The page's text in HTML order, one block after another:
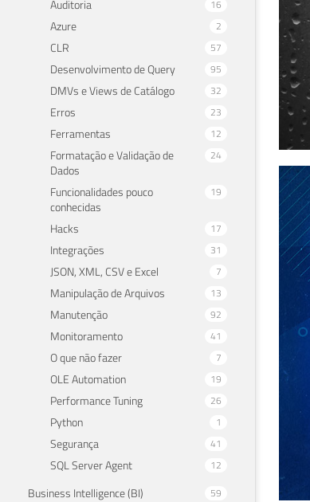
Auditoria 16
Azure 2
CLR 57
Desenvolvimento de Query 95
DMVs e Views de Catálogo 32
Erros 23
Ferramentas 12
Formatação e Validação de
Dados
24
Funcionalidades pouco
conhecidas
19
Hacks 17
Integrações 31
JSON, XML, CSV e Excel 7
Manipulação de Arquivos 13
Manutenção 92
Monitoramento 41
O que não fazer 7
OLE Automation 19
Performance Tuning 26
Python 1
Segurança 41
SQL Server Agent 12
Business Intelligence (BI) 59